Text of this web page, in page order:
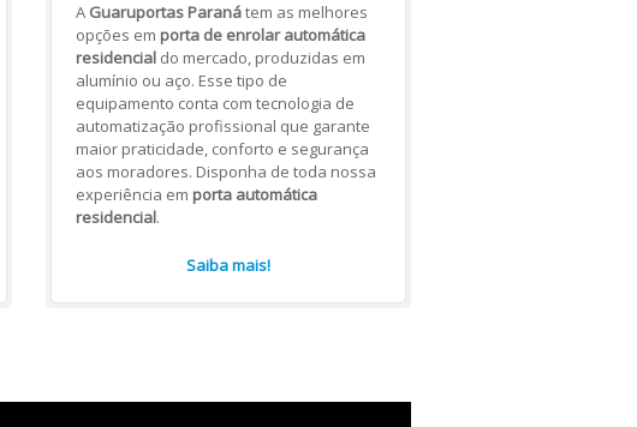
A Guaruportas Paranátem as melhores
opções em porta de enrolar automática
residencialdo mercado, produzidas em
alumínio ou aço. Esse tipo de
equipamento conta com tecnologia de
automatização profissional que garante
maior praticidade, conforto e segurança
aos moradores. Disponha de toda nossa
experiência em porta automática
residencial.
Saiba mais!